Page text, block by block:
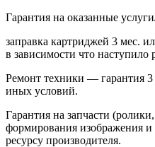
Гарантия на оказанные
заправка картриджей 3 мес.
в зависимости что наступило
Ремонт техники — гарантия 3
иных условий.
Гарантия на запчасти
формирования изображения
ресурсу производителя.